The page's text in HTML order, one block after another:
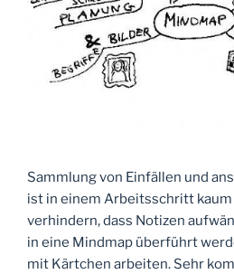
Sammlung von Einfällen und
ist in einem Arbeitsschritt kaum
verhindern, dass Notizen
in eine Mindmap überführt
mit Kärtchen arbeiten. Sehr